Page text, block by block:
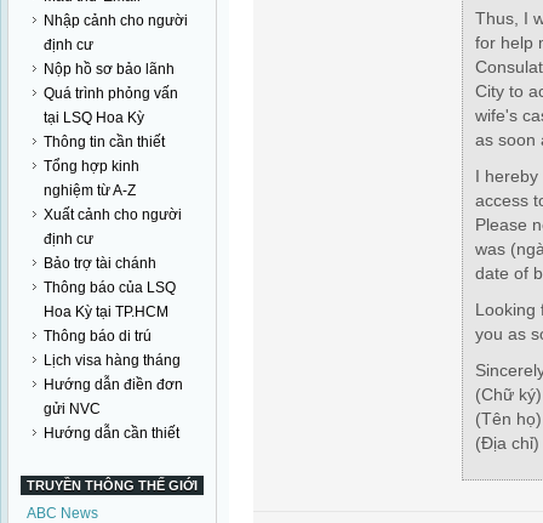
Nhập cảnh cho người
định cư
Nộp hồ sơ bảo lãnh
Quá trình phỏng vấn
tại LSQ Hoa Kỳ
Thông tin cần thiết
Tổng hợp kinh
nghiệm từ A-Z
Xuất cảnh cho người
định cư
Bảo trợ tài chánh
Thông báo của LSQ
Hoa Kỳ tại TP.HCM
Thông báo di trú
Lịch visa hàng tháng
Hướng dẫn điền đơn
gửi NVC
Hướng dẫn cần thiết
TRUYỀN THÔNG THẾ GIỚI
ABC News
Thus, I
for help
City to
wife's
as soon
I
access
Please
was
date of
Looking
you as
(Chữ ký)
(Tên họ)
(Địa chỉ)